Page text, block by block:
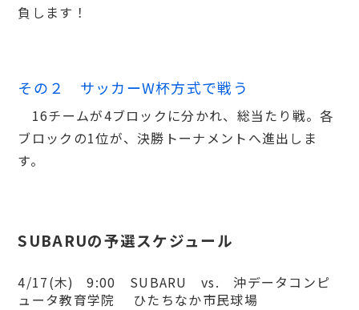
負します！
その２ サッカーW杯方式で戦う
16チームが4ブロックに分かれ、総当たり戦。各
ブロックの1位が、決勝トーナメントへ進出しま
す。
SUBARUの予選スケジュール
4/17(木) 9:00 SUBARU vs. 沖データコンピ
ュータ教育学院 ひたちなか市民球場